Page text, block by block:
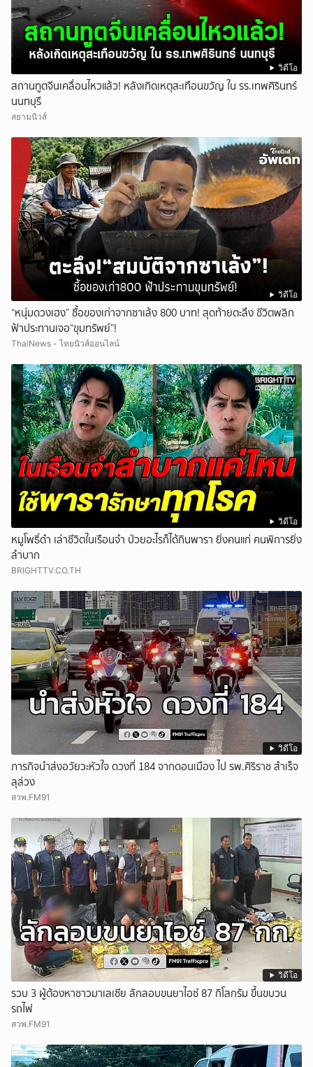
วิดีโอ
สถานทูตจีนเคลื่อนไหวแล้ว! หลังเกิดเหตุสะเทือนขวัญ ใน รร.เทพศิรินทร์
นนทบุรี
สยามนิวส์
วิดีโอ
“หนุ่มดวงเฮง” ซื้อของเก่าจากซาเล้ง 800 บาท! สุดท้ายตะลึง ชีวิตพลิก
ฟ้าประทานเจอ“ขุมทรัพย์”!
ThaiNews - ไทยนิวส์ออนไลน์
วิดีโอ
หมูโพธิ์ดำ เล่าชีวิตในเรือนจำ ป่วยอะไรก็ได้กินพารา ยิ่งคนแก่ คนพิการยิ่ง
ลำบาก
BRIGHTTV.CO.TH
วิดีโอ
ภารกิจนำส่งอวัยวะหัวใจ ดวงที่ 184 จากดอนเมือง ไป รพ.ศิริราช สำเร็จ
ลุล่วง
สวพ.FM91
วิดีโอ
รวบ 3 ผู้ต้องหาชาวมาเลเซีย ลักลอบขนยาไอซ์ 87 กิโลกรัม ขึ้นขบวน
รถไฟ
สวพ.FM91